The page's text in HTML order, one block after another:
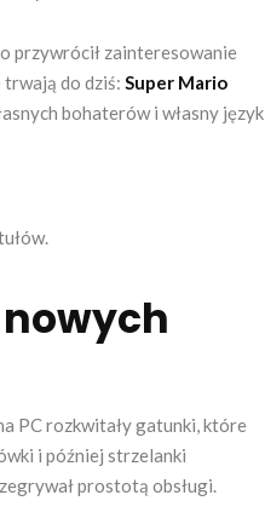
przywrócił zainteresowanie
trwają do dziś: Super Mario
bohaterów i własny język
PC rozkwitały gatunki, które
i później strzelanki
prostotą obsługi.